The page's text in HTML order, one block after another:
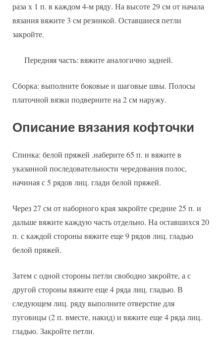
раза х 1 п. в каждом 4-м ряду. На высоте 29 см от начала
вязания вяжите 3 см резинкой. Оставшиеся петли
закройте.
Передняя часть: вяжите аналогично задней.
Сборка: выполните боковые и шаговые швы. Полосы
платочной вязки подверните на 2 см наружу.
Описание вязания кофточки
Спинка: белой пряжей .наберите 65 п. и вяжите в
указанной последовательности чередования полос,
начиная с 5 рядов лиц. глади белой пряжей.
Через 27 см от наборного края закройте средние 25 п. и
дальше вяжите каждую часть отдельно. На оставшихся 20
п. с каждой стороны вяжите еще 9 рядов лиц. гладью
белой пряжей.
Затем с одной стороны петли свободно закройте, а с
другой стороны вяжите еще 4 ряда лиц. гладью. В
следующем лиц. ряду выполните отверстие для
пуговицы (2 п. вместе, накид) и вяжите еще 4 ряда лиц.
гладью. Закройте петли.